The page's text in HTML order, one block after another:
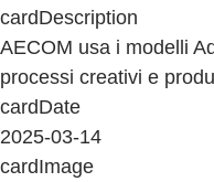
cardDescription
AECOM usa i modelli
processi creativi e
cardDate
2025-03-14
cardImage